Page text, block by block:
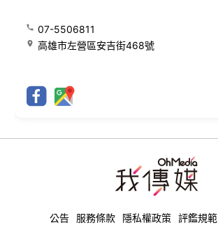
07-5506811
高雄市左營區安吉街468號
公告 服務條款 隱私權政策 評鑑規範